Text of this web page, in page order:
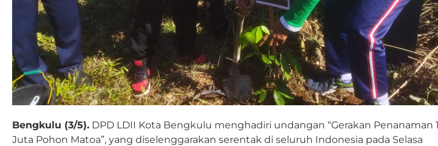
Bengkulu (3/5). DPD LDII Kota Bengkulu menghadiri undangan “Gerakan Penanaman 1
Juta Pohon Matoa”, yang diselenggarakan serentak di seluruh Indonesia pada Selasa